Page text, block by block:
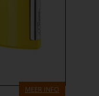
MEER INFO